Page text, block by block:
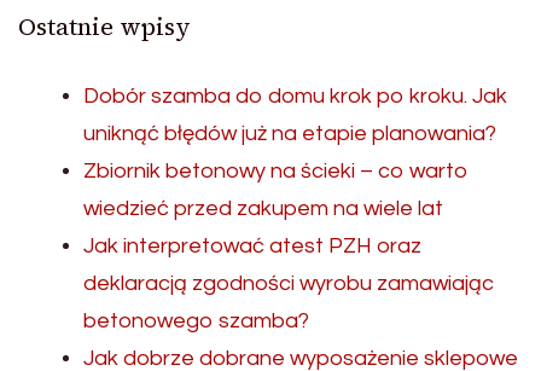
Ostatnie wpisy
Dobór szamba do domu krok po kroku. Jak
uniknąć błędów już na etapie planowania?
Zbiornik betonowy na ścieki – co warto
wiedzieć przed zakupem na wiele lat
Jak interpretować atest PZH oraz
deklaracją zgodności wyrobu zamawiając
betonowego szamba?
Jak dobrze dobrane wyposażenie sklepowe